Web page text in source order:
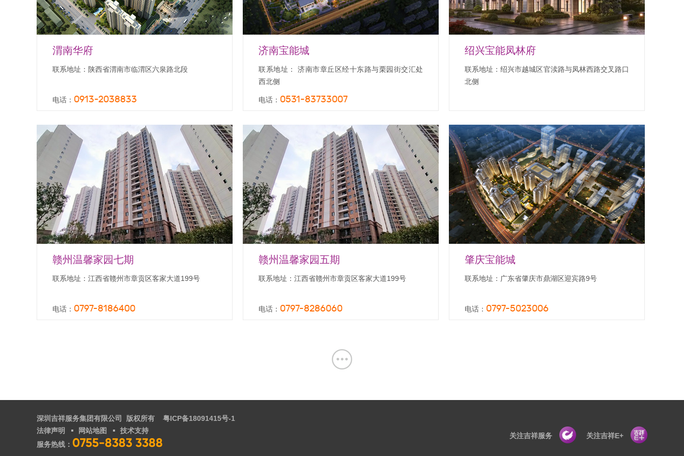
渭南华府
联系地址：陕西省渭南市临渭区六泉路北段
电话： 0913-2038833
济南宝能城
联系地址： 济南市章丘区经十东路与栗园街交汇处
西北侧
电话： 0531-83733007
绍兴宝能凤林府
联系地址：绍兴市越城区官渎路与凤林西路交叉路口
北侧
赣州温馨家园七期
联系地址：江西省赣州市章贡区客家大道199号
电话： 0797-8186400
赣州温馨家园五期
联系地址：江西省赣州市章贡区客家大道199号
电话： 0797-8286060
肇庆宝能城
联系地址：广东省肇庆市鼎湖区迎宾路9号
电话： 0797-5023006
深圳吉祥服务集团有限公司 版权所有 粤ICP备18091415号-1
法律声明
网站地图
技术支持
服务热线： 0755-8383 3388 关注吉祥E+
关注吉祥服务